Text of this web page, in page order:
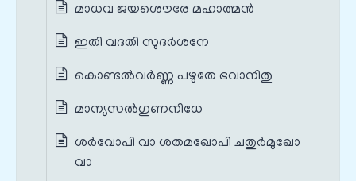
മാധവ ജയശൌരേ മഹാത്മന്‍
ഇതി വദതി സുദർശനേ
കൊണ്ടല്‍‌വര്‍ണ്ണ പഴുതേ ഭവാനിതു
മാന്യസല്‍ഗുണനിധേ
ശർവോപി വാ ശതമഖോപി ചതുർമുഖോ
വാ